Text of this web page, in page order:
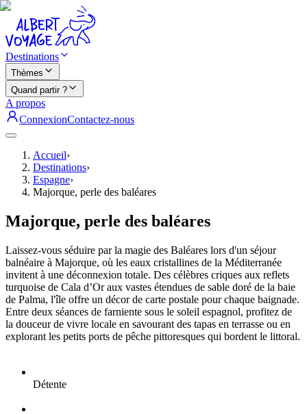
Destinations
Thèmes
Quand partir ?
A propos
ConnexionContactez-nous
Accueil›
Destinations›
Espagne›
Majorque, perle des baléares
Majorque, perle des baléares
Laissez-vous séduire par la magie des Baléares lors d'un séjour
balnéaire à Majorque, où les eaux cristallines de la Méditerranée
invitent à une déconnexion totale. Des célèbres criques aux reflets
turquoise de Cala d’Or aux vastes étendues de sable doré de la baie
de Palma, l'île offre un décor de carte postale pour chaque baignade.
Entre deux séances de farniente sous le soleil espagnol, profitez de
la douceur de vivre locale en savourant des tapas en terrasse ou en
explorant les petits ports de pêche pittoresques qui bordent le littoral.
Détente